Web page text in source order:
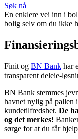
Søk nå
En enklere vei inn i
bolig selv om du ikke
Finit og BN Bank har
transparent deleie-
BN Bank stemmes
havnet nylig på pallen
kundetilfredshet. De
og det merkes!
sørge for at du får